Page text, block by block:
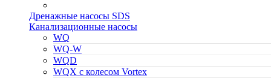
Дренажные насосы SDS
Канализационные насосы
WQ
WQ-W
WQD
WQX с колесом Vortex